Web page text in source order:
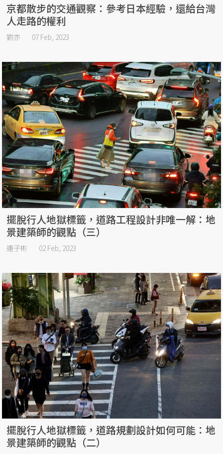
京都散步的交通觀察：參考日本經驗，還給台灣
人走路的權利
劉亦 07 Feb, 2023
擺脫行人地獄標籤，道路工程設計非唯一解：地
景建築師的觀點（三）
連子彬 02 Feb, 2023
擺脫行人地獄標籤，道路規劃設計如何可能：地
景建築師的觀點（二）